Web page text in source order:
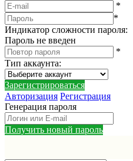
*
*
Индикатор сложности пароля:
Пароль не введен
*
Тип аккаунта:
Зарегистрироваться
Авторизация Регистрация
Генерация пароля
Получить новый пароль